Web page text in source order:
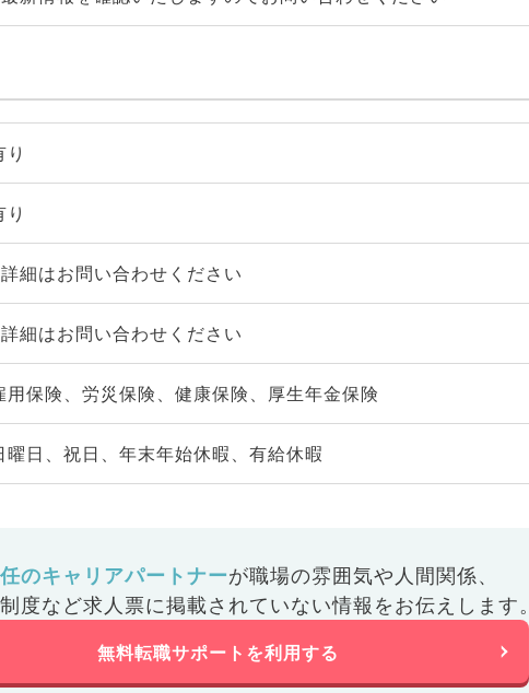
り
り
細はお問い合わせください
細はお問い合わせください
用保険、労災保険、健康保険、厚生年金保険
曜日、祝日、年末年始休暇、有給休暇
のキャリアパートナーが職場の雰囲気や人間関係、
度など求人票に掲載されていない情報をお伝えします。
無料転職サポートを利用する